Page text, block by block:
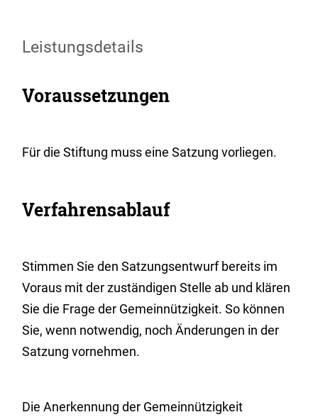
Leistungsdetails
Voraussetzungen
Für die Stiftung muss eine Satzung vorliegen.
Verfahrensablauf
Stimmen Sie den Satzungsentwurf bereits im
Voraus mit der zuständigen Stelle ab und klären
Sie die Frage der Gemeinnützigkeit. So können
Sie, wenn notwendig, noch Änderungen in der
Satzung vornehmen.
Die Anerkennung der Gemeinnützigkeit